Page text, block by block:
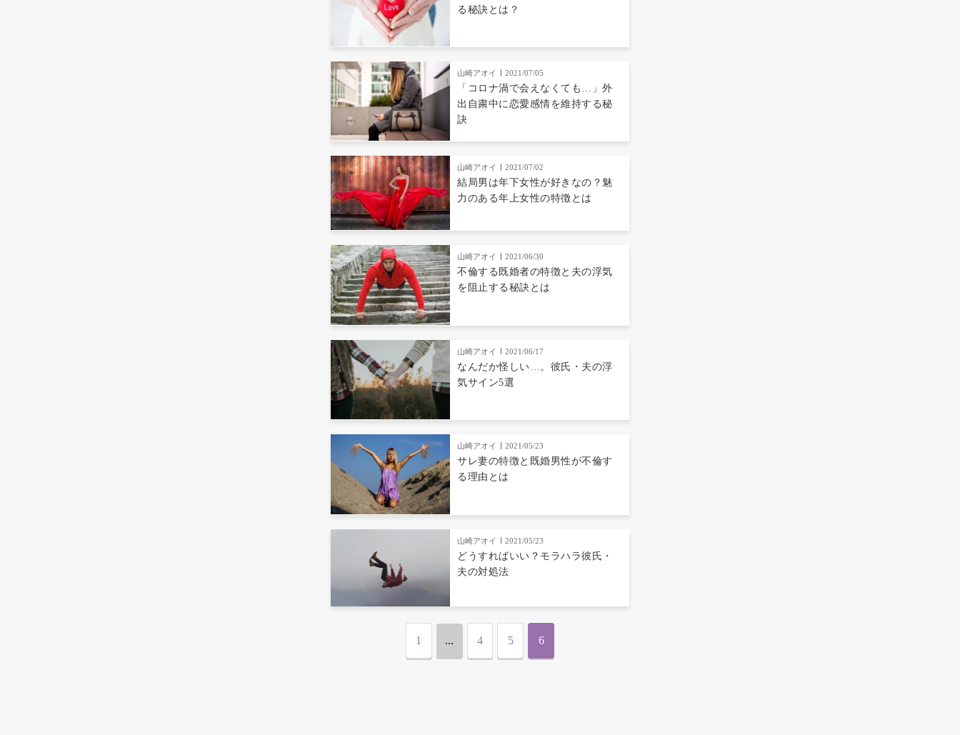
る秘訣とは？
山崎アオイ 2021/07/05
「コロナ渦で会えなくても…」外
出自粛中に恋愛感情を維持する秘
訣
山崎アオイ 2021/07/02
結局男は年下女性が好きなの？魅
力のある年上女性の特徴とは
山崎アオイ 2021/06/30
不倫する既婚者の特徴と夫の浮気
を阻止する秘訣とは
山崎アオイ 2021/06/17
なんだか怪しい…。彼氏・夫の浮
気サイン5選
山崎アオイ 2021/05/23
サレ妻の特徴と既婚男性が不倫す
る理由とは
山崎アオイ 2021/05/23
どうすればいい？モラハラ彼氏・
夫の対処法
1 ... 4 5 6